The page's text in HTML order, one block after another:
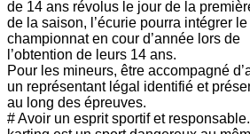
de 14 ans révolus le jour de la
de la saison, l’écurie pourra intégrer le
championnat en cour d’année lors de
l’obtention de leurs 14 ans.
Pour les mineurs, être accompagné
un représentant légal identifié et
au long des épreuves.
# Avoir un esprit sportif et